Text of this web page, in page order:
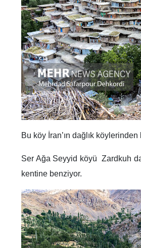
Bu köy İran’ın dağlık
Ser Ağa Seyyid köyü Zardkuh
kentine benziyor.